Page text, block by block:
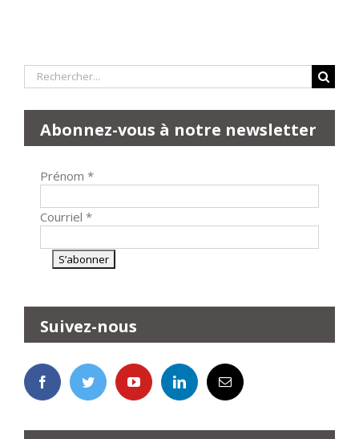
Rechercher:
Abonnez-vous à notre newsletter
Prénom *
Courriel *
Suivez-nous